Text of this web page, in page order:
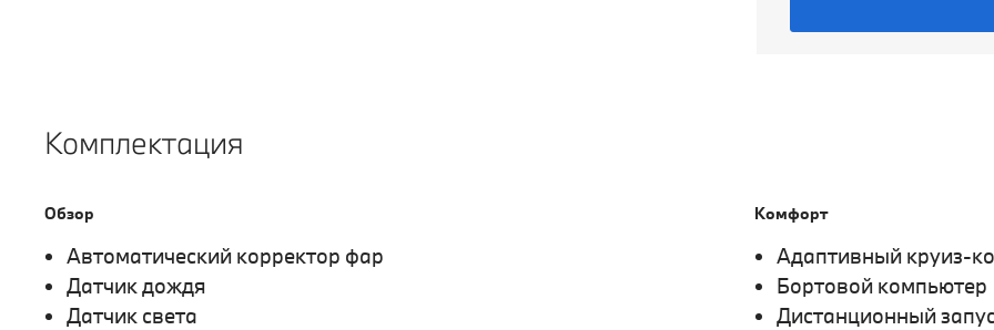
Комплектация
Обзор
Автоматический корректор фар
Датчик дождя
Датчик света
Комфорт
Адаптивный круиз-
Бортовой компьютер
Дистанционный